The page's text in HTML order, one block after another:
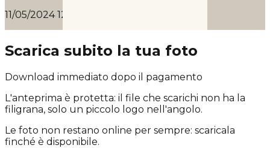
11/05/2024 12:27
Scarica subito la tua foto
Download immediato dopo il pagamento
L'anteprima è protetta: il file che scarichi non ha la
filigrana, solo un piccolo logo nell'angolo.
Le foto non restano online per sempre: scaricala
finché è disponibile.